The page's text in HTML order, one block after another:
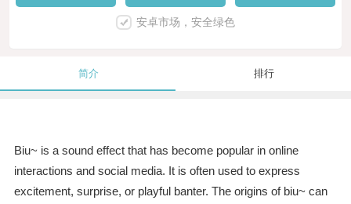
安卓市场，安全绿色
简介 排行
Biu~ is a sound effect that has become popular in online
interactions and social media. It is often used to express
excitement, surprise, or playful banter. The origins of biu~ can